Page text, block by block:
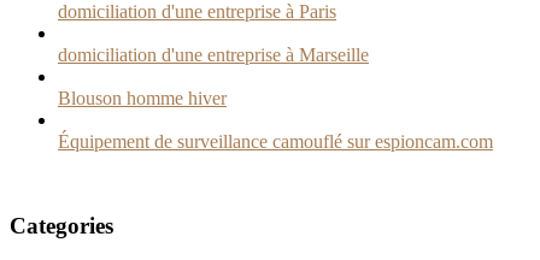
domiciliation d'une entreprise à Paris
domiciliation d'une entreprise à Marseille
Blouson homme hiver
Équipement de surveillance camouflé sur espioncam.com
Categories